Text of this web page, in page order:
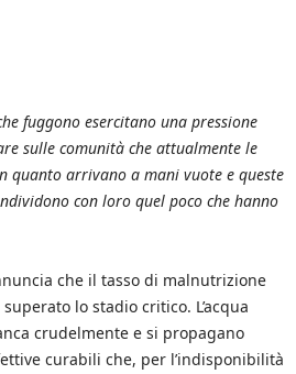
fuggono esercitano una pressione
sulle comunità che attualmente le
quanto arrivano a mani vuote e queste
con loro quel poco che hanno
che il tasso di malnutrizione
lo stadio critico. L’acqua
crudelmente e si propagano
curabili che, per l’indisponibilità